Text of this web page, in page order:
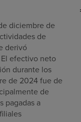
diciembre de
de
derivó
efectivo neto
durante los
de 2024fue de
de
pagadas a